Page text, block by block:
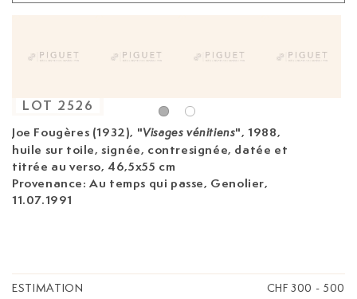
Joe Fougères (1932), "Visages vénitiens", 1988,
huile sur toile, signée, contresignée, datée et
titrée au verso, 46,5x55 cm
Provenance: Au temps qui passe, Genolier,
11.07.1991
LOT 2526
ESTIMATION CHF 300 - 500